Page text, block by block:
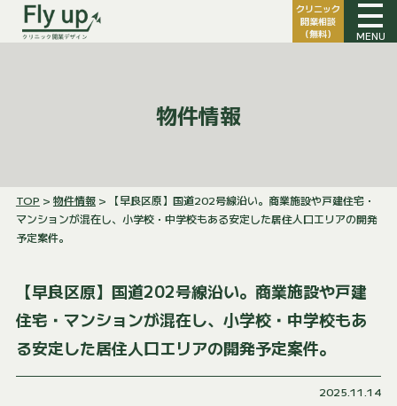
クリニック
開業相談
（無料）
MENU
物件情報
TOP > 物件情報> 【早良区原】国道202号線沿い。商業施設や戸建住宅・
マンションが混在し、小学校・中学校もある安定した居住人口エリアの開発
予定案件。
【早良区原】国道202号線沿い。商業施設や戸建
住宅・マンションが混在し、小学校・中学校もあ
る安定した居住人口エリアの開発予定案件。
2025.11.14